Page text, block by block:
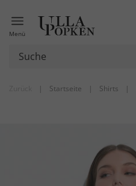
Menü
| Startseite | Shirts |